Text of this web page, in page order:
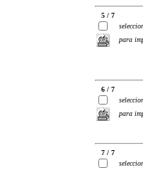
5 / 7
para
6 / 7
para
7 / 7